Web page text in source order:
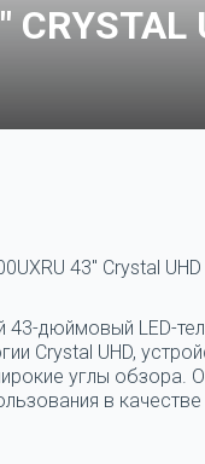
CRYSTAL
43" Crystal UHD
43-дюймовый LED-
Crystal UHD,
углы обзора.
в